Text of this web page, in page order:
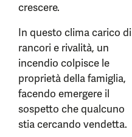
crescere.
In questo clima carico di
rancori e rivalità, un
incendio colpisce le
proprietà della famiglia,
facendo emergere il
sospetto che qualcuno
stia cercando vendetta.